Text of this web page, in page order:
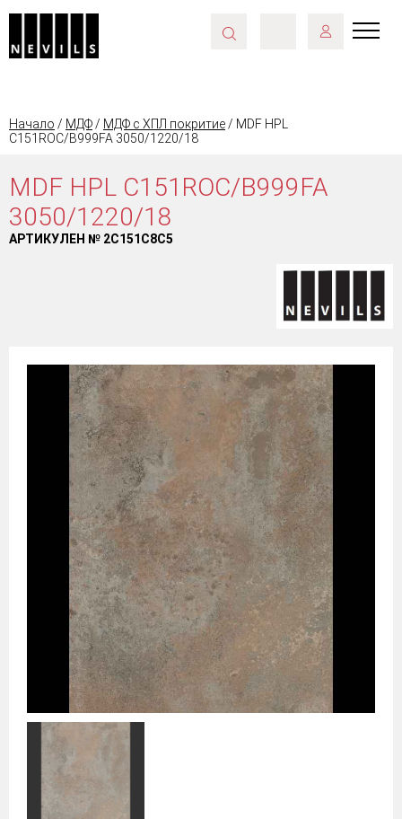
Начало / МДФ / МДФ с ХПЛ покритие / MDF HPL
C151ROC/B999FA 3050/1220/18
MDF HPL C151ROC/B999FA
3050/1220/18
АРТИКУЛЕН № 2C151C8C5